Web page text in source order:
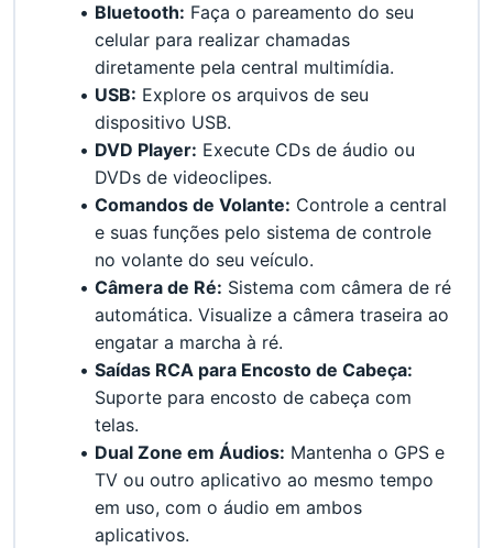
Bluetooth: Faça o pareamento do seu
celular para realizar chamadas
diretamente pela central multimídia.
USB: Explore os arquivos de seu
dispositivo USB.
DVD Player: Execute CDs de áudio ou
DVDs de videoclipes.
Comandos de Volante: Controle a central
e suas funções pelo sistema de controle
no volante do seu veículo.
Câmera de Ré: Sistema com câmera de ré
automática. Visualize a câmera traseira ao
engatar a marcha à ré.
Saídas RCA para Encosto de Cabeça:
Suporte para encosto de cabeça com
telas.
Dual Zone em Áudios: Mantenha o GPS e
TV ou outro aplicativo ao mesmo tempo
em uso, com o áudio em ambos
aplicativos.